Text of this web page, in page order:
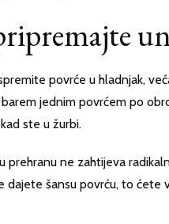
povrće u hladnjak,
jednim povrćem po
ste u žurbi.
prehranu ne zahtijeva
dajete šansu povrću, to ćete